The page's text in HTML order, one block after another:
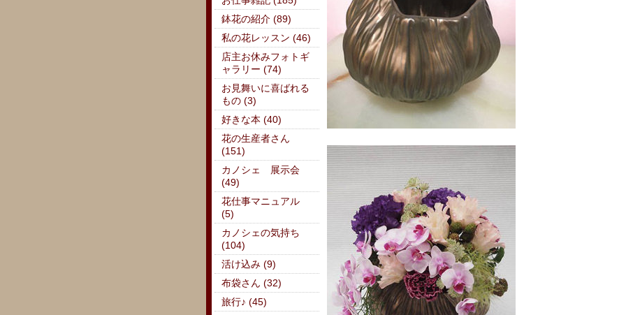
鉢花の紹介 (89)
私の花レッスン (46)
店主お休みフォトギ
ャラリー (74)
お見舞いに喜ばれる
もの (3)
好きな本 (40)
花の生産者さん
(151)
カノシェ 展示会
(49)
花仕事マニュアル
(5)
カノシェの気持ち
(104)
活け込み (9)
布袋さん (32)
旅行♪ (45)